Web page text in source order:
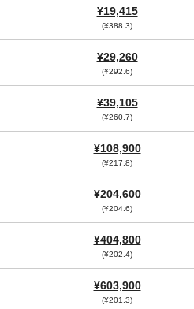
¥19,415
(¥388.3)
¥29,260
(¥292.6)
¥39,105
(¥260.7)
¥108,900
(¥217.8)
¥204,600
(¥204.6)
¥404,800
(¥202.4)
¥603,900
(¥201.3)